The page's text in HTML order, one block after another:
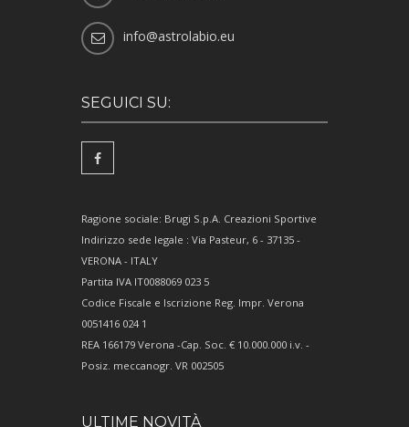
info@astrolabio.eu
SEGUICI SU:
Ragione sociale: Brugi S.p.A. Creazioni Sportive
Indirizzo sede legale : Via Pasteur, 6 - 37135 -
VERONA - ITALY
Partita IVA IT0088069 023 5
Codice Fiscale e Iscrizione Reg. Impr. Verona
0051416 024 1
REA 166179 Verona -Cap. Soc. € 10.000.000 i.v. -
Posiz. meccanogr. VR 002505
ULTIME NOVITÀ